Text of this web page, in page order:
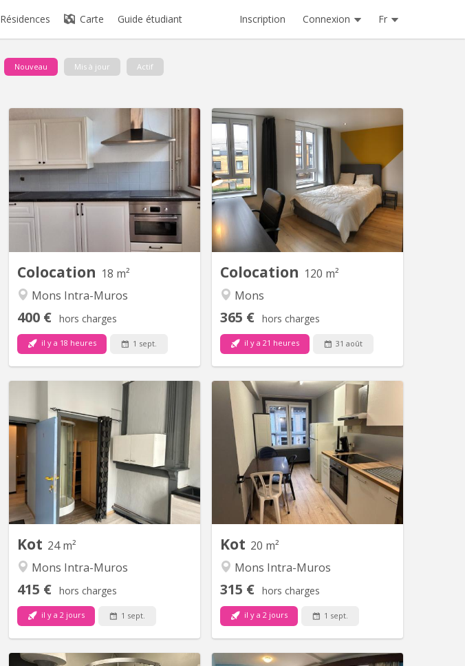
Résidences Carte Guide étudiant Inscription Connexion Fr
Nouveau Mis à jour Actif
Colocation 18 m²
Mons Intra-Muros
400 € hors charges
il y a 18 heures 1 sept.
Au sein d’une maison entièrement
rénovée, nous vous proposons une
colocation pour trois étudiant(e)s. La
maison date de 1715 et on a veillé à ce
qu’elle garde son authenticité. Deux
chambres modernes chacune avec
lavabo privatif. Ces deux chambres se
partagent une sdb avec un wc et une...
Colocation 120 m²
Mons
365 € hors charges
il y a 21 heures 31 août
KM 1116
Mons, colocation étudiante - 4
chambres disponibles pour début
d’année académique 2026 - 2027. Très
bon état et intégralement meublé :
cuisine équipée et SDB commune,
machine à laver, internet, TV, dame de
ménage en zones communes ...
Proche de tous commerces,
Kot 24 m²
Mons Intra-Muros
415 € hors charges
il y a 2 jours 1 sept.
KM 2089
kots individuels equipes douche et
kitchinette. Loyer 415, 00€ toutes
charges comprises (sauf internet
+/-15€ par mois). 11 mois de location
minimum. 2 mois de garantie locative.
Kot 20 m²
Mons Intra-Muros
315 € hors charges
il y a 2 jours 1 sept.
KM 2091
1 kot comprenant lavabo. Douche et
cuisine commune pour 2 locataires.
Loyer 315, 00€ toutes charges
comprises (sauf internet +/-15€ par
mois). 11 mois de location minimum. 2
mois de garantie locative.